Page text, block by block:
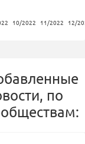
10/2022 11/2022 12/
по